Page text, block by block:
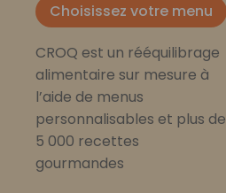
Choisissez votre menu
CROQ est un rééquilibrage
alimentaire sur mesure à
l’aide de menus
personnalisables et plus de
5 000 recettes
gourmandes